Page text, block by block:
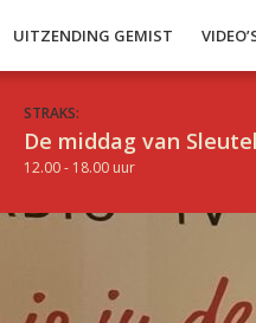
UITZENDING GEMIST
STRAKS:
De middag van
12.00 - 18.00 uur